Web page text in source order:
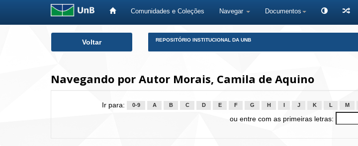
Comunidades e Coleções Navegar Documentos
Voltar REPOSITÓRIO INSTITUCIONAL DA UNB
Navegando por Autor Morais, Camila de Aquino
Ir para: 0-9 A B C D E F G H J K L M
ou entre com as primeiras letras: